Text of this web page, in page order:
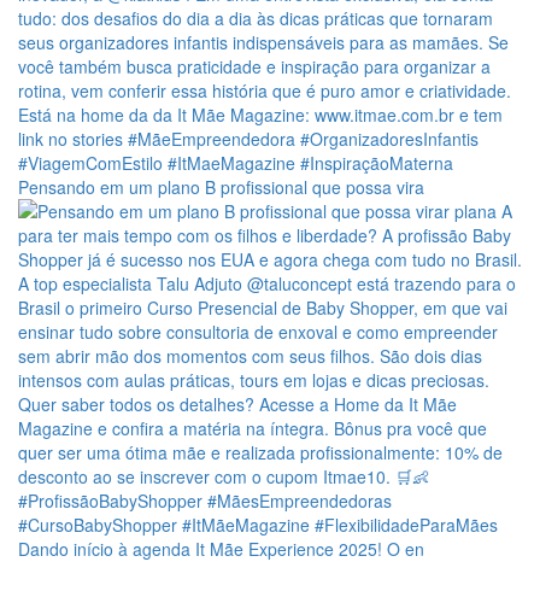
Pensando em um plano B profissional que possa vira
Dando início à agenda It Mãe Experience 2025! O en